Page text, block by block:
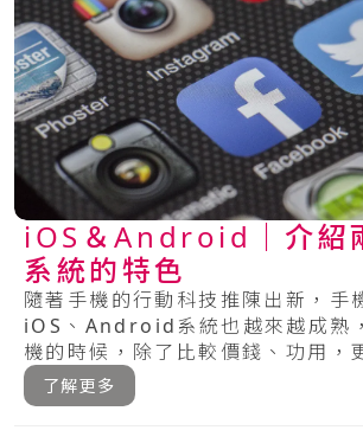
iOS＆Android｜介紹
系統的特色
隨著手機的行動科技推陳出新，手
iOS、Android系統也越來越成熟
機的時候，除了比較價錢、功用，
了解更多